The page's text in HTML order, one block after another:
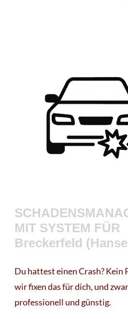
MIT SYSTEM FÜR
Breckerfeld
Du hattest einen Crash? Kein
wir fixen das für dich, und zwar
professionell und günstig.